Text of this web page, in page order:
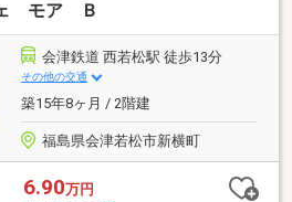
モア Ｂ
会津鉄道 西若松駅 徒歩13分
その他の交通
築15年8ヶ月 / 2階建
福島県会津若松市新横町
6.90万円